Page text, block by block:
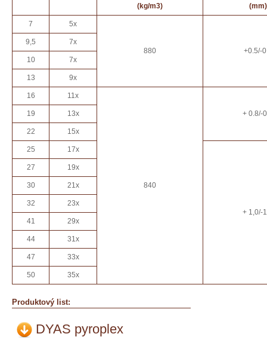
(kg/m3) (mm)
7 5x
880 +0.5/-
9,5 7x
10 7x
13 9x
16 11x
840
+ 0.8/-
19 13x
22 15x
25 17x
+ 1,0/-
27 19x
30 21x
32 23x
41 29x
44 31x
47 33x
50 35x
Produktový list:
DYAS pyroplex